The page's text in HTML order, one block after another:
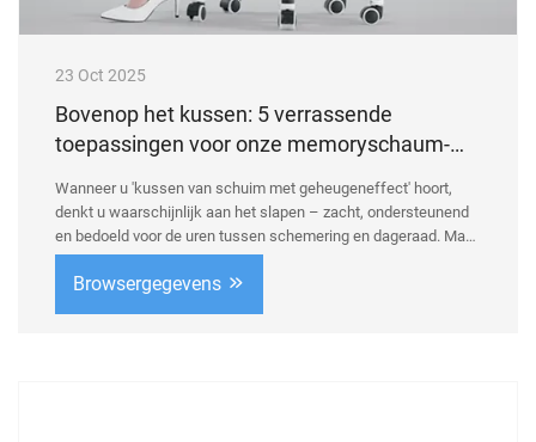
23 Oct 2025
Bovenop het kussen: 5 verrassende
toepassingen voor onze memoryschaum-
Wanneer u 'kussen van schuim met geheugeneffect' hoort,
denkt u waarschijnlijk aan het slapen – zacht, ondersteunend
en bedoeld voor de uren tussen schemering en dageraad. Maar
bij Nantong Bulawo zijn we van mening dat echt comfort niet
beperkt zou moeten zijn tot de slaapkamer. Onze
Browsergegevens